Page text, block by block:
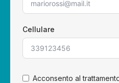
Cellulare
Acconsento al